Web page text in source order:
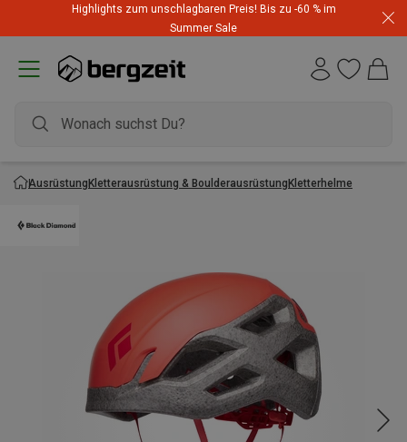
Highlights zum unschlagbaren Preis! Bis zu -60 % im
Summer Sale
AusrüstungKletterausrüstung & BoulderausrüstungKletterhelme